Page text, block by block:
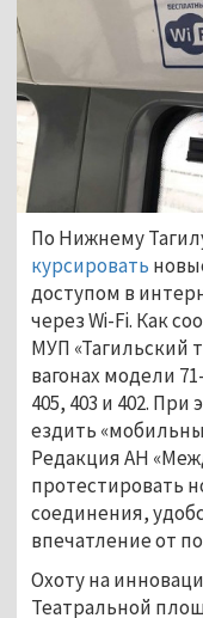
По Нижнему
курсировать
доступом в
через Wi-Fi. Как
МУП «Тагильский
вагонах модели
405, 403 и 402.
ездить
Редакция АН
протестировать
соединения,
впечатление от
Охоту на
Театральной